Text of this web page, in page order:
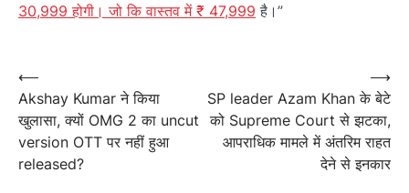
30,999 होगी। जो कि वास्तव में ₹ 47,999 है।”
नेविगेशन
Post
navigation
⟵
Akshay Kumar ने किया
खुलासा, क्यों OMG 2 का uncut
version OTT पर नहीं हुआ
released?
SP leader Azam Khan के बेटे
को Supreme Court से झटका,
आपराधिक मामले में अंतरिम राहत
देने से इनकार
⟶